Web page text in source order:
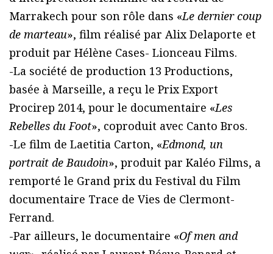
Marrakech pour son rôle dans «Le dernier coup
de marteau», film réalisé par Alix Delaporte et
produit par Hélène Cases- Lionceau Films.
-La société de production 13 Productions,
basée à Marseille, a reçu le Prix Export
Procirep 2014, pour le documentaire «Les
Rebelles du Foot», coproduit avec Canto Bros.
-Le film de Laetitia Carton, «Edmond, un
portrait de Baudoin», produit par Kaléo Films, a
remporté le Grand prix du Festival du Film
documentaire Trace de Vies de Clermont-
Ferrand.
-Par ailleurs, le documentaire «Of men and